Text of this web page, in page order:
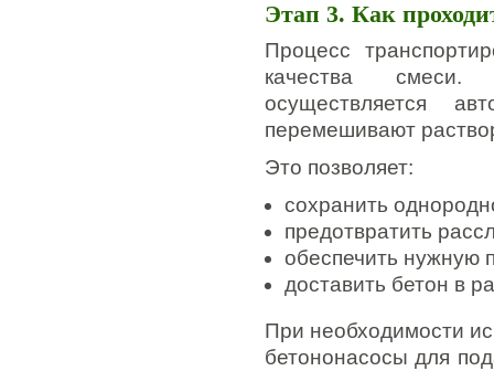
Этап 3. Как
Процесс
качества смеси.
осуществляется
перемешивают
Это позволяет:
сохранить
предотвратить
обеспечить нужную
доставить бетон в
При необходимости
бетононасосы для